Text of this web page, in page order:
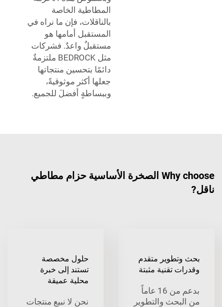
المطاطية الخاصة
بالناقلات، فإن ما نراه في
المستقبل أمامها هو
مستقبلٌ واعدٌ. فشركات
مثل BEDROCK ملتزمةٌ
دائمًا بتحسين منتجاتها
جعلها أكثر موثوقيةً،
وببساطةٍ أفضلَ للجميع.
Why choose الصخرة الأساسية حزام مطاطي
ناقل?
بحث وتطوير متقدم
وقدرات تقنية مثبتة
بدعم من 16 عاماً
من البحث والتطوير
حلول مخصصة
تستند إلى خبرة
محلية عميقة
نحن لا نبيع منتجات